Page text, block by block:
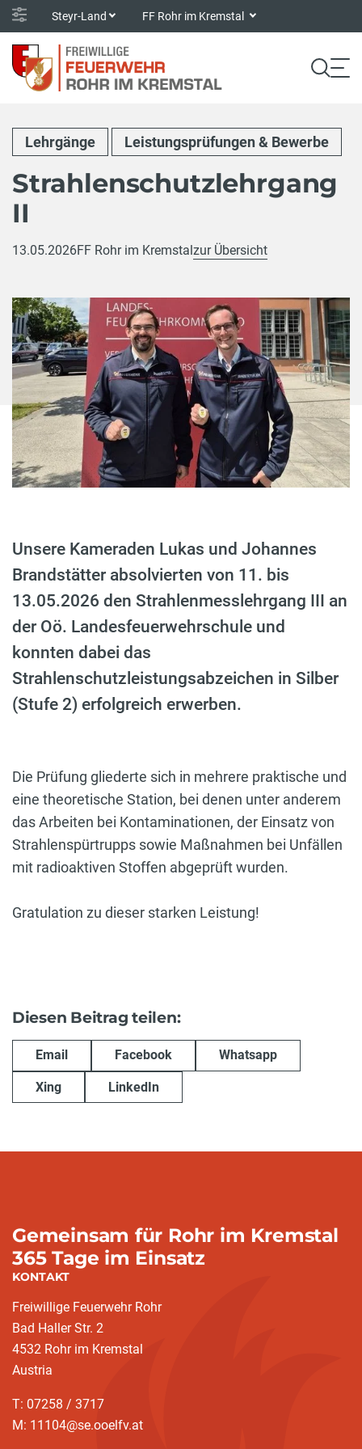
Steyr-Land FF Rohr im Kremstal
Lehrgänge Leistungsprüfungen & Bewerbe
Strahlenschutzlehrgang
II
13.05.2026FF Rohr im Kremstal zur Übersicht
Unsere Kameraden Lukas und Johannes
Brandstätter absolvierten von 11. bis
13.05.2026 den Strahlenmesslehrgang III an
der Oö. Landesfeuerwehrschule und
konnten dabei das
Strahlenschutzleistungsabzeichen in Silber
(Stufe 2) erfolgreich erwerben.
Die Prüfung gliederte sich in mehrere praktische und
eine theoretische Station, bei denen unter anderem
das Arbeiten bei Kontaminationen, der Einsatz von
Strahlenspürtrupps sowie Maßnahmen bei Unfällen
mit radioaktiven Stoffen abgeprüft wurden.
Gratulation zu dieser starken Leistung!
Diesen Beitrag teilen:
Email Facebook Whatsapp
Xing LinkedIn
Gemeinsam für Rohr im Kremstal
365 Tage im Einsatz
KONTAKT
Freiwillige Feuerwehr Rohr
Bad Haller Str. 2
4532 Rohr im Kremstal
Austria
T: 07258 / 3717
M: 11104@se.ooelfv.at